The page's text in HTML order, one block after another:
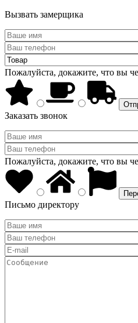
Вызвать замерщика
Пожалуйста, докажите, что вы
Заказать звонок
Пожалуйста, докажите, что вы
Письмо директору